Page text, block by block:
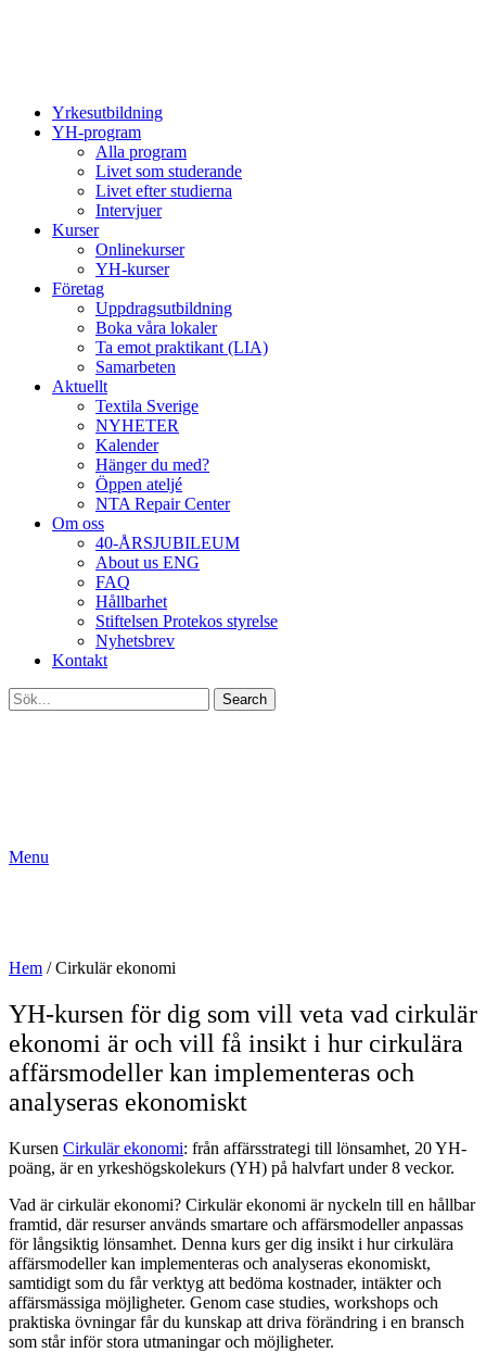
Yrkesutbildning
YH-program
Alla program
Livet som studerande
Livet efter studierna
Intervjuer
Kurser
Onlinekurser
YH-kurser
Företag
Uppdragsutbildning
Boka våra lokaler
Ta emot praktikant (LIA)
Samarbeten
Aktuellt
Textila Sverige
NYHETER
Kalender
Hänger du med?
Öppen ateljé
NTA Repair Center
Om oss
40-ÅRSJUBILEUM
About us ENG
FAQ
Hållbarhet
Stiftelsen Protekos styrelse
Nyhetsbrev
Kontakt
Search
Menu
Hem /Cirkulär ekonomi
YH-kursen för dig som vill veta vad cirkulär
ekonomi är och vill få insikt i hur cirkulära
affärsmodeller kan implementeras och
analyseras ekonomiskt
Kursen Cirkulär ekonomi: från affärsstrategi till lönsamhet, 20 YH-
poäng, är en yrkeshögskolekurs (YH) på halvfart under 8 veckor.
Vad är cirkulär ekonomi? Cirkulär ekonomi är nyckeln till en hållbar
framtid, där resurser används smartare och affärsmodeller anpassas
för långsiktig lönsamhet. Denna kurs ger dig insikt i hur cirkulära
affärsmodeller kan implementeras och analyseras ekonomiskt,
samtidigt som du får verktyg att bedöma kostnader, intäkter och
affärsmässiga möjligheter. Genom case studies, workshops och
praktiska övningar får du kunskap att driva förändring i en bransch
som står inför stora utmaningar och möjligheter.